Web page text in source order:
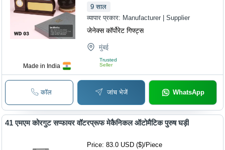
Made in India
9 साल
व्यापार प्रकार: Manufacturer | Supplier
जेनेक्स कॉर्पोरेट गिफ्ट्स
मुंबई
Trusted
Seller
कॉल जांच भेजें WhatsApp
41 एमएम कोरगुट सप्फायर वॉटरप्रूफ मेकैनिकल ऑटोमैटिक पुरुष घड़ी
Price: 83.0 USD ($)/Piece